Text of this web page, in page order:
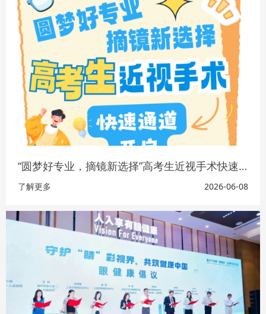
“圆梦好专业，摘镜新选择”高考生近视手术快速通道开启
了解更多 2026-06-08